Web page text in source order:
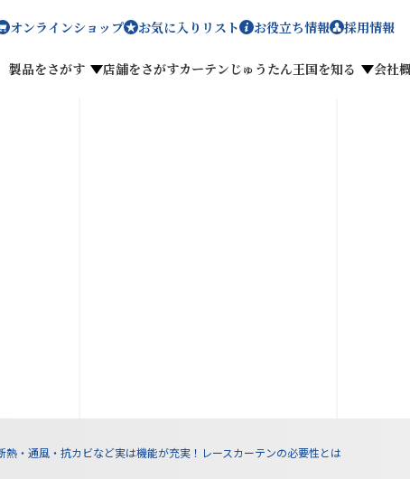
オンラインショップ お気に入りリスト お役立ち情報 採用情報
製品をさがす 店舗をさがすカーテンじゅうたん王国を知る 会社
熱・通風・抗カビなど実は機能が充実！レースカーテンの必要性とは